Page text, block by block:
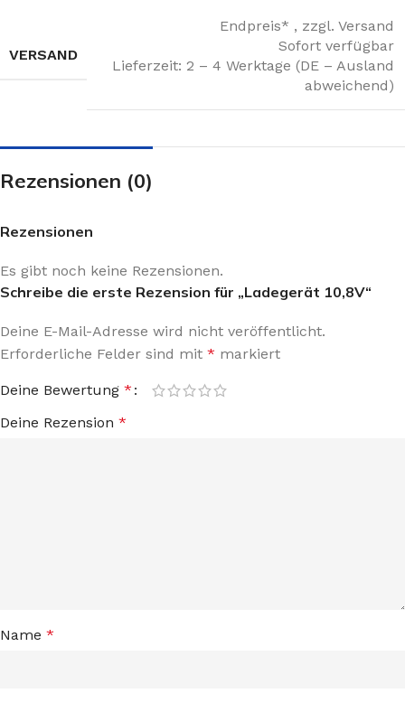
VERSAND
Endpreis* , zzgl. Versand
Sofort verfügbar
Lieferzeit: 2 – 4 Werktage (DE – Ausland
abweichend)
Rezensionen (0)
Rezensionen
Es gibt noch keine Rezensionen.
Schreibe die erste Rezension für „Ladegerät 10,8V“
Deine E-Mail-Adresse wird nicht veröffentlicht.
Erforderliche Felder sind mit * markiert
Deine Bewertung *
Deine Rezension *
Name *